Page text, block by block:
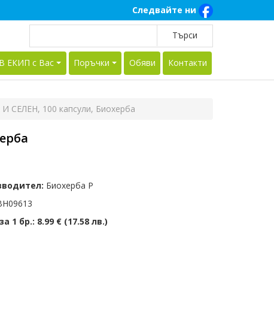
Следвайте ни
В ЕКИП с Вас Поръчки Обяви Контакти
100 капсули, Биохерба
Биохерба Р
1 бр.: 8.99 € (17.58 лв.)